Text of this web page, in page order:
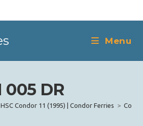
Menu
005 DR
HSC Condor 11 (1995) | Condor Ferries >